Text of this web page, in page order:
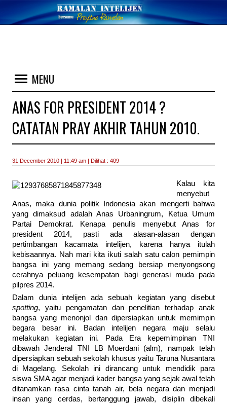
MENU
ANAS FOR PRESIDENT 2014 ?
CATATAN PRAY AKHIR TAHUN 2010.
31 December 2010 | 11:49 am | Dilihat : 409
Kalau kita
menyebut
Anas, maka dunia politik Indonesia akan mengerti bahwa
yang dimaksud adalah Anas Urbaningrum, Ketua Umum
Partai Demokrat. Kenapa penulis menyebut Anas for
president 2014, pasti ada alasan-alasan dengan
pertimbangan kacamata intelijen, karena hanya itulah
kebisaannya. Nah mari kita ikuti salah satu calon pemimpin
bangsa ini yang memang sedang bersiap menyongsong
cerahnya peluang kesempatan bagi generasi muda pada
pilpres 2014.
Dalam dunia intelijen ada sebuah kegiatan yang disebut
spotting, yaitu pengamatan dan penelitian terhadap anak
bangsa yang menonjol dan dipersiapkan untuk memimpin
begara besar ini. Badan intelijen negara maju selalu
melakukan kegiatan ini. Pada Era kepemimpinan TNI
dibawah Jenderal TNI LB Moerdani (alm), nampak telah
dipersiapkan sebuah sekolah khusus yaitu Taruna Nusantara
di Magelang. Sekolah ini dirancang untuk mendidik para
siswa SMA agar menjadi kader bangsa yang sejak awal telah
ditanamkan rasa cinta tanah air, bela negara dan menjadi
insan yang cerdas, bertanggung jawab, disiplin dibekali